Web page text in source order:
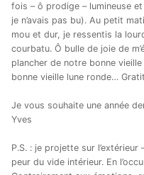
fois – ô prodige – lumineuse
je n’avais pas bu). Au petit
mou et dur, je ressentis la
courbatu. Ô bulle de joie de
plancher de notre bonne
bonne vieille lune ronde…
Je vous souhaite une année
Yves
P.S. : je projette sur
peur du vide intérieur. En